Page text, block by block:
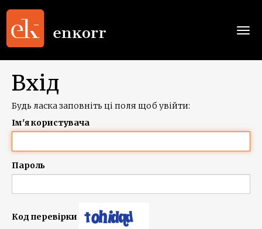
Вхід
Будь ласка заповніть ці поля щоб увійти:
Ім'я користувача
Пароль
Код перевірки